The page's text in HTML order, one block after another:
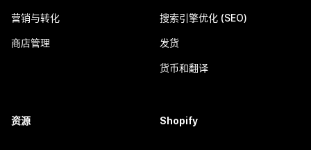
营销与转化
商店管理
搜索引擎优化 (SEO)
发货
货币和翻译
资源 Shopify